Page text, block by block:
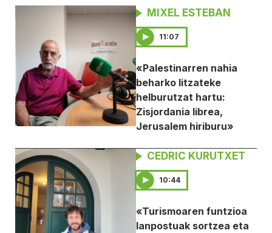
MIXEL ESTEBAN
11:07
«Palestinarren nahia
beharko litzateke
helburutzat hartu:
Zisjordania librea,
Jerusalem hiriburu»
CEDRIC KURUTXET
10:44
«Turismoaren funtzioa
lanpostuak sortzea eta